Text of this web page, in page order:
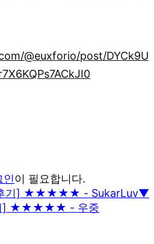
@euxforio/post/DYCk9U
인이 필요합니다.
후기] ★★★★★ - SukarLuv▼
기] ★★★★★ - 우중